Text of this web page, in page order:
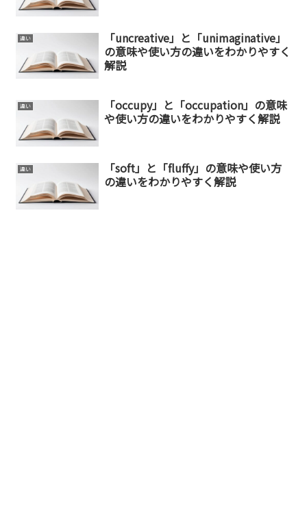
違い
「uncreative」と「unimaginative」
の意味や使い方の違いをわかりやすく
解説
違い
「occupy」と「occupation」の意味
や使い方の違いをわかりやすく解説
違い
「soft」と「fluffy」の意味や使い方
の違いをわかりやすく解説